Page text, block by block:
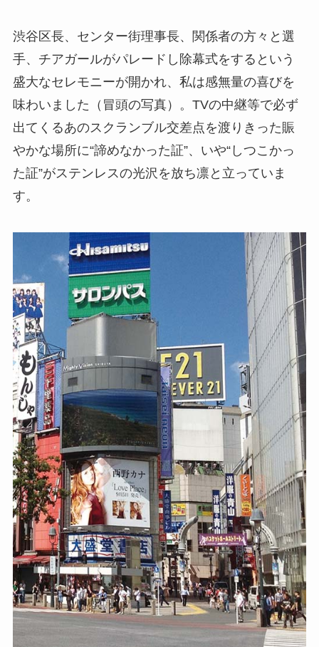
渋谷区長、センター街理事長、関係者の方々と選
手、チアガールがパレードし除幕式をするという
盛大なセレモニーが開かれ、私は感無量の喜びを
味わいました（冒頭の写真）。TVの中継等で必ず
出てくるあのスクランブル交差点を渡りきった賑
やかな場所に“諦めなかった証”、いや“しつこかっ
た証”がステンレスの光沢を放ち凛と立っていま
す。